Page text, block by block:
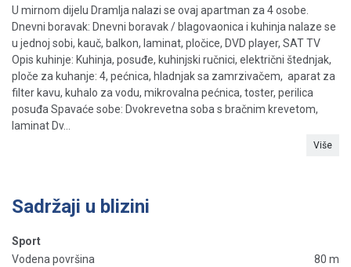
U mirnom dijelu Dramlja nalazi se ovaj apartman za 4 osobe.
Dnevni boravak: Dnevni boravak / blagovaonica i kuhinja nalaze se
u jednoj sobi, kauč, balkon, laminat, pločice, DVD player, SAT TV
Opis kuhinje: Kuhinja, posuđe, kuhinjski ručnici, električni štednjak,
ploče za kuhanje: 4, pećnica, hladnjak sa zamrzivačem, aparat za
filter kavu, kuhalo za vodu, mikrovalna pećnica, toster, perilica
posuđa Spavaće sobe: Dvokrevetna soba s bračnim krevetom,
laminat Dv...
Više
Sadržaji u blizini
Sport
Vodena površina
80 m